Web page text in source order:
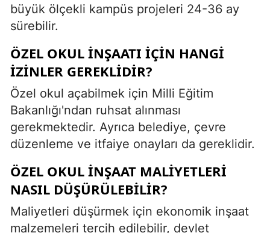
büyük ölçekli kampüs projeleri 24-36 ay
sürebilir.
ÖZEL OKUL INŞAATI IÇIN HANGI
IZINLER GEREKLIDIR?
Özel okul açabilmek için Milli Eğitim
Bakanlığı'ndan ruhsat alınması
gerekmektedir. Ayrıca belediye, çevre
düzenleme ve itfaiye onayları da gereklidir.
ÖZEL OKUL INŞAAT MALIYETLERI
NASIL DÜŞÜRÜLEBILIR?
Maliyetleri düşürmek için ekonomik inşaat
malzemeleri tercih edilebilir, devlet